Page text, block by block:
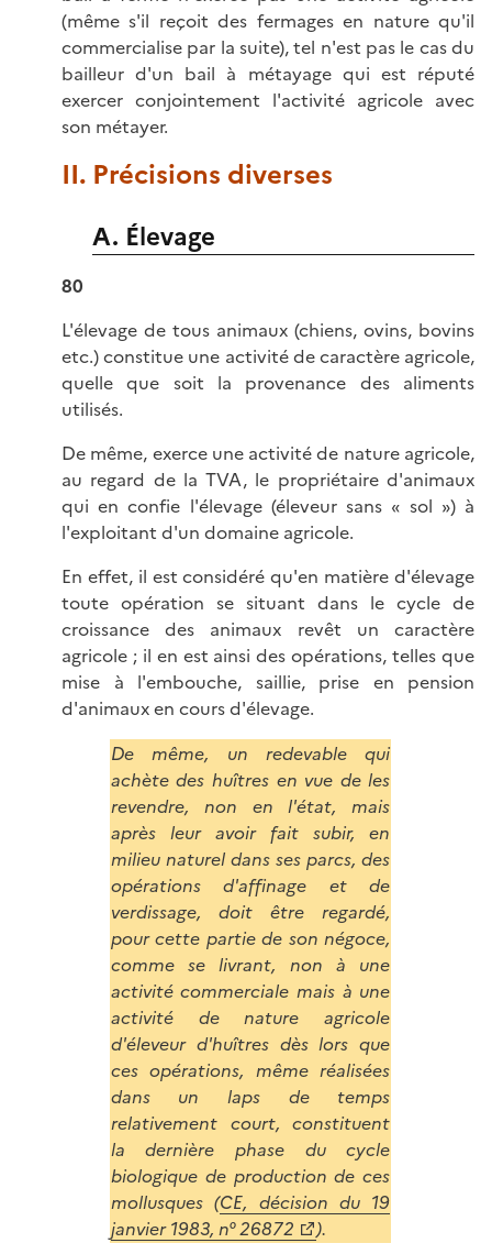
(même s'il reçoit des fermages en nature qu'il
commercialise par la suite), tel n'est pas le cas du
bailleur d'un bail à métayage qui est réputé
exercer conjointement l'activité agricole avec
son métayer.
II. Précisions diverses
A. Élevage
80
L'élevage de tous animaux (chiens, ovins, bovins
etc.) constitue une activité de caractère agricole,
quelle que soit la provenance des aliments
utilisés.
De même, exerce une activité de nature agricole,
au regard de la TVA, le propriétaire d'animaux
qui en confie l'élevage (éleveur sans « sol ») à
l'exploitant d'un domaine agricole.
En effet, il est considéré qu'en matière d'élevage
toute opération se situant dans le cycle de
croissance des animaux revêt un caractère
agricole ; il en est ainsi des opérations, telles que
mise à l'embouche, saillie, prise en pension
d'animaux en cours d'élevage.
De même, un redevable qui
achète des huîtres en vue de les
revendre, non en l'état, mais
après leur avoir fait subir, en
milieu naturel dans ses parcs, des
opérations d'affinage et de
verdissage, doit être regardé,
pour cette partie de son négoce,
comme se livrant, non à une
activité commerciale mais à une
activité de nature agricole
d'éleveur d'huîtres dès lors que
ces opérations, même réalisées
dans un laps de temps
relativement court, constituent
la dernière phase du cycle
biologique de production de ces
mollusques (CE, décision du 19
janvier 1983, n° 26872
).